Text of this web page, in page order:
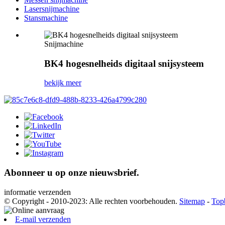
Lasersnijmachine
Stansmachine
Snijmachine
BK4 hogesnelheids digitaal snijsysteem
bekijk meer
Abonneer u op onze nieuwsbrief.
informatie verzenden
© Copyright - 2010-2023: Alle rechten voorbehouden. Sitemap -
E-mail verzenden